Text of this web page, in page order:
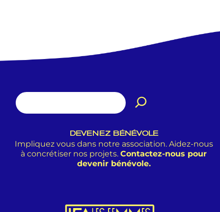
DEVENEZ BÉNÉVOLE
Impliquez vous dans notre association. Aidez-nous
à concrétiser nos projets. Contactez-nous pour
devenir bénévole.